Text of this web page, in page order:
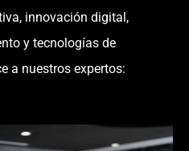
innovación digital,
y tecnologías de
a nuestros expertos: